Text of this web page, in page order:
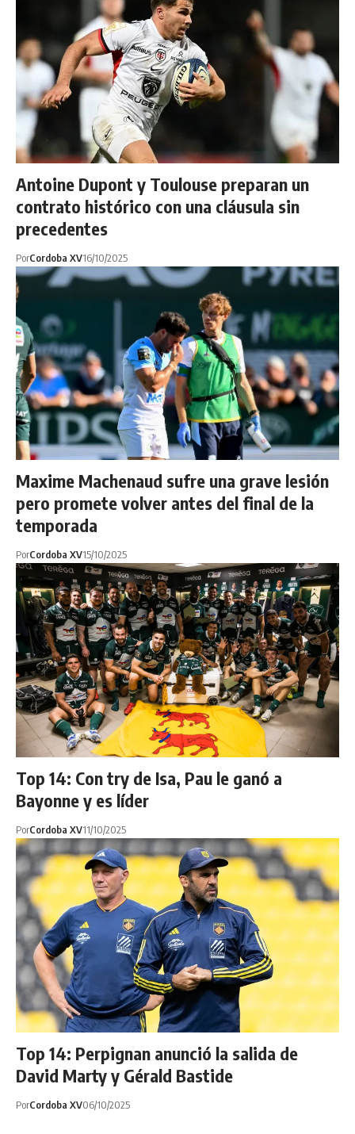
Antoine Dupont y Toulouse preparan un
contrato histórico con una cláusula sin
precedentes
PorCordoba XV16/10/2025
Maxime Machenaud sufre una grave lesión
pero promete volver antes del final de la
temporada
PorCordoba XV15/10/2025
Top 14: Con try de Isa, Pau le ganó a
Bayonne y es líder
PorCordoba XV11/10/2025
Top 14: Perpignan anunció la salida de
David Marty y Gérald Bastide
PorCordoba XV06/10/2025